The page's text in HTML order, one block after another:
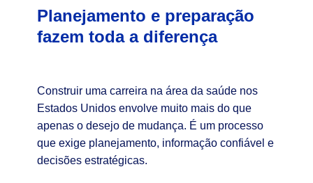
Planejamento e preparação
fazem toda a diferença
Construir uma carreira na área da saúde nos
Estados Unidos envolve muito mais do que
apenas o desejo de mudança. É um processo
que exige planejamento, informação confiável e
decisões estratégicas.